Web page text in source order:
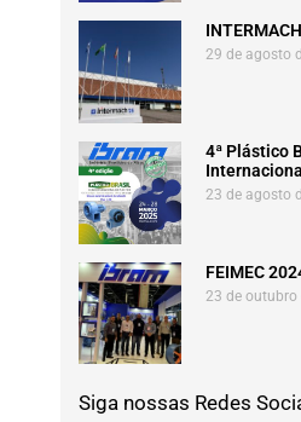
29 de agosto
4ª Plástico
23 de agosto
FEIMEC
23 de outubro
Siga nossas Redes